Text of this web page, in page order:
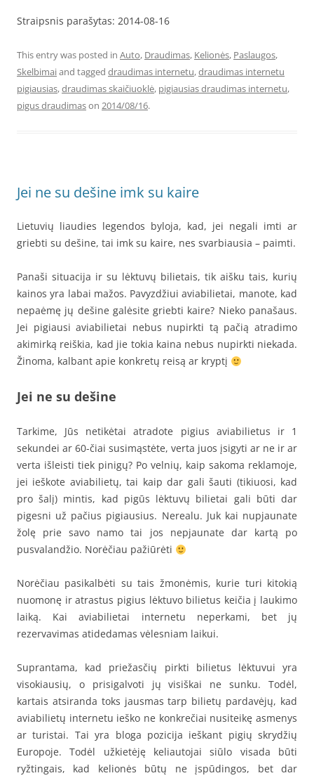
Straipsnis parašytas: 2014-08-16
This entry was posted in Auto, Draudimas, Kelionės, Paslaugos,
Skelbimaiand tagged draudimas internetu,draudimas internetu
pigiausias,draudimas skaičiuoklė, pigiausias draudimas internetu,
pigus draudimason 2014/08/16.
Jei ne su dešine imk su kaire
Lietuvių liaudies legendos byloja, kad, jei negali imti ar
griebti su dešine, tai imk su kaire, nes svarbiausia – paimti.
Panaši situacija ir su lėktuvų bilietais, tik aišku tais, kurių
kainos yra labai mažos. Pavyzdžiui aviabilietai, manote, kad
nepaėmę jų dešine galėsite griebti kaire? Nieko panašaus.
Jei pigiausi aviabilietai nebus nupirkti tą pačią atradimo
akimirką reiškia, kad jie tokia kaina nebus nupirkti niekada.
Žinoma, kalbant apie konkretų reisą ar kryptį
Jei ne su dešine
Tarkime, Jūs netikėtai atradote pigius aviabilietus ir 1
sekundei ar 60-čiai susimąstėte, verta juos įsigyti ar ne ir ar
verta išleisti tiek pinigų? Po velnių, kaip sakoma reklamoje,
jei ieškote aviabilietų, tai kaip dar gali šauti (tikiuosi, kad
pro šalį) mintis, kad pigūs lėktuvų bilietai gali būti dar
pigesni už pačius pigiausius. Nerealu. Juk kai nupjaunate
žolę prie savo namo tai jos nepjaunate dar kartą po
pusvalandžio. Norėčiau pažiūrėti
Norėčiau pasikalbėti su tais žmonėmis, kurie turi kitokią
nuomonę ir atrastus pigius lėktuvo bilietus keičia į laukimo
laiką. Kai aviabilietai internetu neperkami, bet jų
rezervavimas atidedamas vėlesniam laikui.
Suprantama, kad priežasčių pirkti bilietus lėktuvui yra
visokiausių, o prisigalvoti jų visiškai ne sunku. Todėl,
kartais atsiranda toks jausmas tarp bilietų pardavėjų, kad
aviabilietų internetu ieško ne konkrečiai nusiteikę asmenys
ar turistai. Tai yra bloga pozicija ieškant pigių skrydžių
Europoje. Todėl užkietėję keliautojai siūlo visada būti
ryžtingais, kad kelionės būtų ne įspūdingos, bet dar